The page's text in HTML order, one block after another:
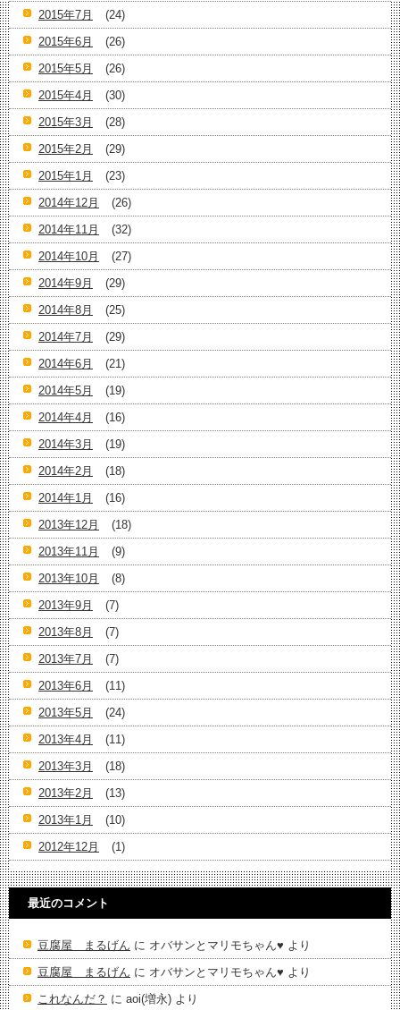
2015年7月
(24)
2015年6月
(26)
2015年5月
(26)
2015年4月
(30)
2015年3月
(28)
2015年2月
(29)
2015年1月
(23)
2014年12月
(26)
2014年11月
(32)
2014年10月
(27)
2014年9月
(29)
2014年8月
(25)
2014年7月
(29)
2014年6月
(21)
2014年5月
(19)
2014年4月
(16)
2014年3月
(19)
2014年2月
(18)
2014年1月
(16)
2013年12月
(18)
2013年11月
(9)
2013年10月
(8)
2013年9月
(7)
2013年8月
(7)
2013年7月
(7)
2013年6月
(11)
2013年5月
(24)
2013年4月
(11)
2013年3月
(18)
2013年2月
(13)
2013年1月
(10)
2012年12月
(1)
最近のコメント
豆腐屋 まるげん に オバサンとマリモちゃん♥️ より
豆腐屋 まるげん に オバサンとマリモちゃん♥️ より
これなんだ？ に aoi(増永) より